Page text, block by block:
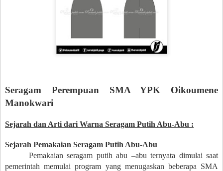
Seragam Perempuan SMA YPK Oikoumene
Manokwari
Sejarah dan Arti dari Warna Seragam Putih Abu-Abu :
Sejarah Pemakaian Seragam Putih Abu-Abu
Pemakaian seragam putih abu –abu ternyata dimulai saat
pemerintah memulai program yang menugaskan beberapa SMA